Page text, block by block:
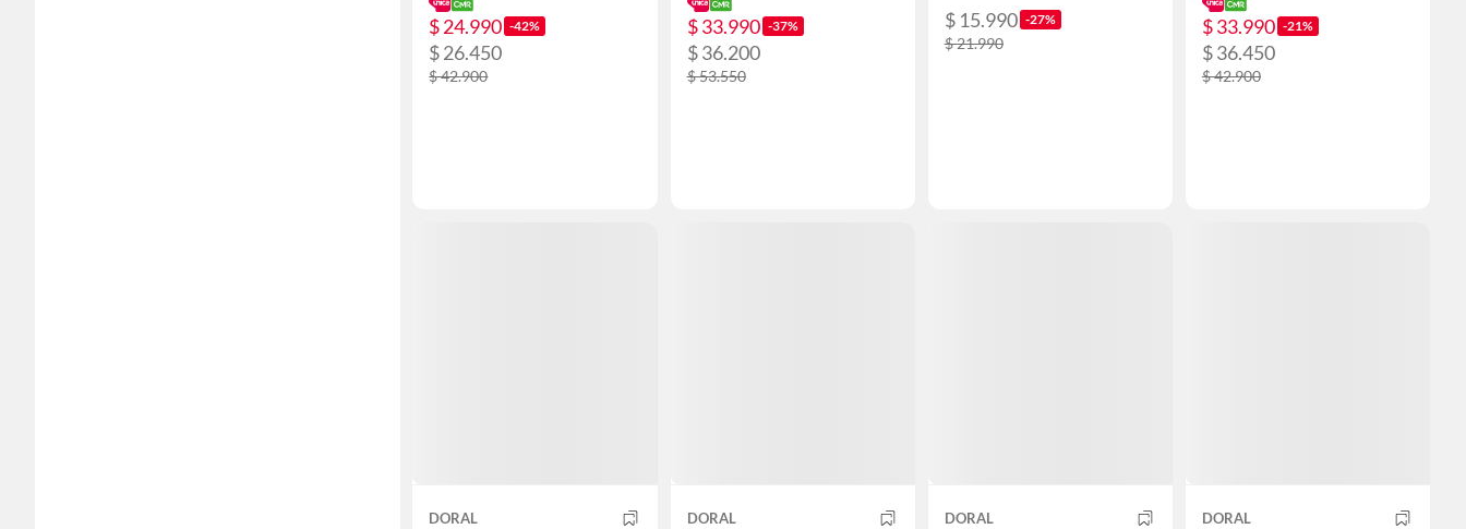
$ 24.990 -42%
$ 26.450
$ 42.900
$ 33.990 -37%
$ 36.200
$ 53.550
$ 15.990 -27%
$ 21.990
$ 33.990 -21%
$ 36.450
$ 42.900
DORAL DORAL DORAL DORAL